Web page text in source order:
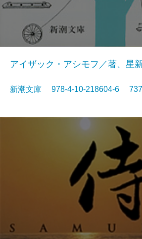
アイザック・アシモフ／著、星
新潮文庫 978-4-10-218604-6